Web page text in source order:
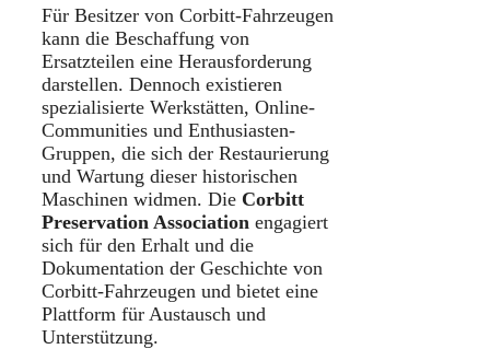
Für Besitzer von Corbitt-Fahrzeugen
kann die Beschaffung von
Ersatzteilen eine Herausforderung
darstellen. Dennoch existieren
spezialisierte Werkstätten, Online-
Communities und Enthusiasten-
Gruppen, die sich der Restaurierung
und Wartung dieser historischen
Maschinen widmen. Die Corbitt
Preservation Association engagiert
sich für den Erhalt und die
Dokumentation der Geschichte von
Corbitt-Fahrzeugen und bietet eine
Plattform für Austausch und
Unterstützung.